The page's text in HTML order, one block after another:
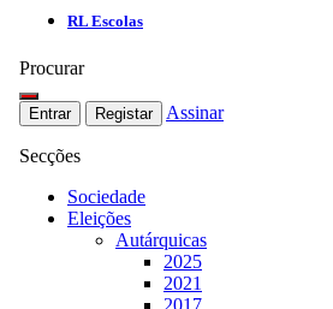
RL Escolas
Procurar
Entrar Registar Assinar
Secções
Sociedade
Eleições
Autárquicas
2025
2021
2017